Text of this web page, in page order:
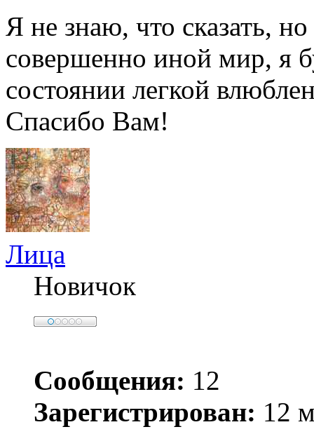
Я не знаю, что сказать,
совершенно иной мир, я
состоянии легкой
Спасибо Вам!
Лица
Новичок
Сообщения: 12
Зарегистрирован: 12